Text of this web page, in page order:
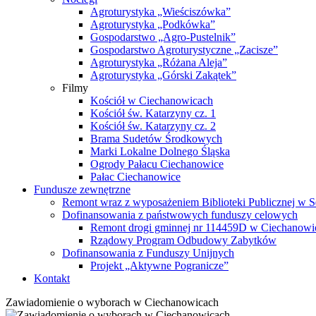
Agroturystyka „Wieściszówka”
Agroturystyka „Podkówka”
Gospodarstwo „Agro-Pustelnik”
Gospodarstwo Agroturystyczne „Zacisze”
Agroturystyka „Różana Aleja”
Agroturystyka „Górski Zakątek”
Filmy
Kościół w Ciechanowicach
Kościół św. Katarzyny cz. 1
Kościół św. Katarzyny cz. 2
Brama Sudetów Środkowych
Marki Lokalne Dolnego Śląska
Ogrody Pałacu Ciechanowice
Pałac Ciechanowice
Fundusze zewnętrzne
Remont wraz z wyposażeniem Biblioteki Publicznej w
Dofinansowania z państwowych funduszy celowych
Remont drogi gminnej nr 114459D w
Rządowy Program Odbudowy Zabytków
Dofinansowania z Funduszy Unijnych
Projekt „Aktywne Pogranicze”
Kontakt
Zawiadomienie o wyborach w Ciechanowicach